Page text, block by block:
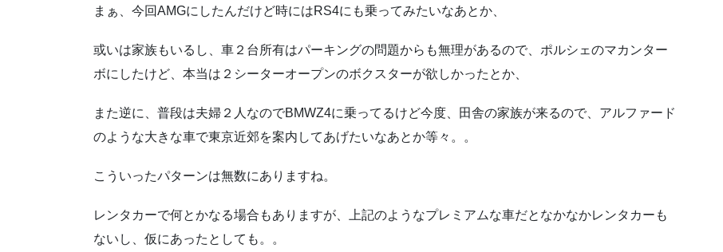
まぁ、今回AMGにしたんだけど時にはRS4にも乗ってみたいなあとか、
或いは家族もいるし、車２台所有はパーキングの問題からも無理があるので、ポルシェのマカンター
ボにしたけど、本当は２シーターオープンのボクスターが欲しかったとか、
また逆に、普段は夫婦２人なのでBMWZ4に乗ってるけど今度、田舎の家族が来るので、アルファード
のような大きな車で東京近郊を案内してあげたいなあとか等々。。
こういったパターンは無数にありますね。
レンタカーで何とかなる場合もありますが、上記のようなプレミアムな車だとなかなかレンタカーも
ないし、仮にあったとしても。。